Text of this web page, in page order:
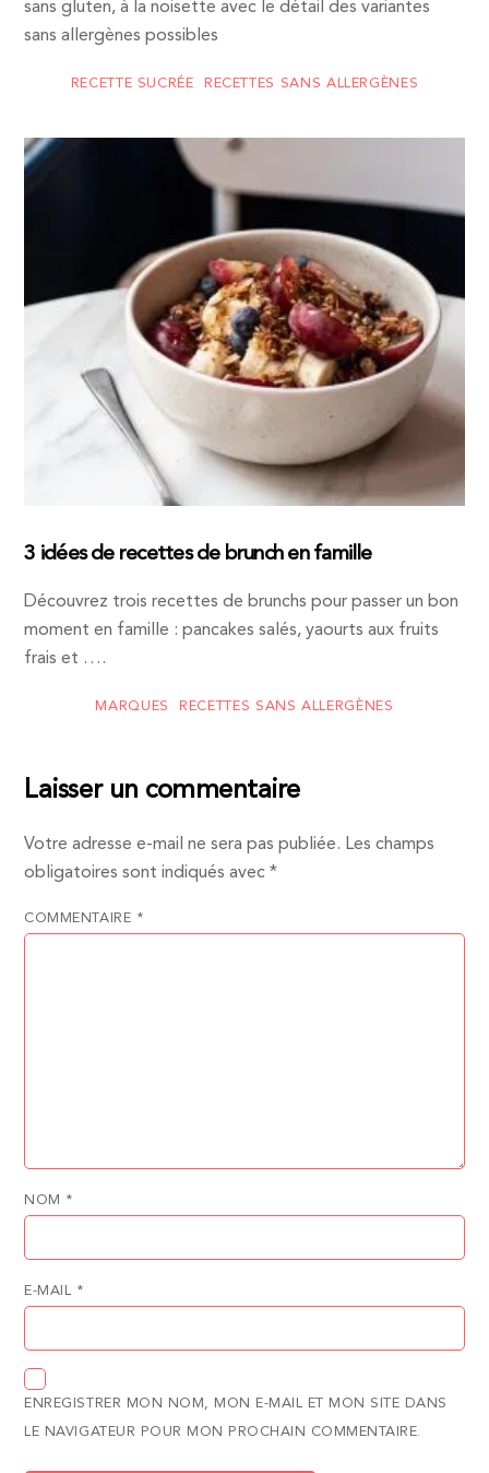
sans gluten, à la noisette avec le détail des variantes
sans allergènes possibles
RECETTE SUCRÉE RECETTES SANS ALLERGÈNES
3 idées de recettes de brunch en famille
Découvrez trois recettes de brunchs pour passer un bon
moment en famille : pancakes salés, yaourts aux fruits
frais et ….
MARQUES RECETTES SANS ALLERGÈNES
Laisser un commentaire
Votre adresse e-mail ne sera pas publiée. Les champs
obligatoires sont indiqués avec*
COMMENTAIRE *
NOM *
E-MAIL *
ENREGISTRER MON NOM, MON E-MAIL ET MON SITE DANS
LE NAVIGATEUR POUR MON PROCHAIN COMMENTAIRE.